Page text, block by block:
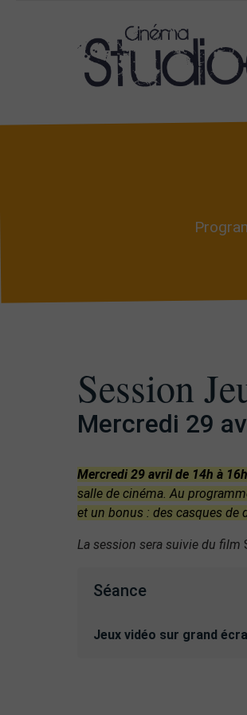
Session
Mercredi 29
Mercredi 29 avril de 14h à 16h
salle de cinéma. Au
et un bonus : des casques de
La session sera suivie du film
Séance
Jeux vidéo sur grand